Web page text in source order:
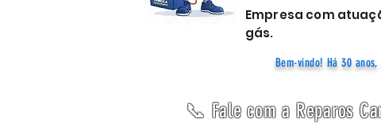
Empresa com
gás.
Bem-vindo! Há 30
📞 Fale com a Reparos